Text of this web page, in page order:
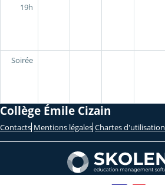
19h
Soirée
Collège Émile Cizain
Contacts Mentions légales Chartes d'utilisation